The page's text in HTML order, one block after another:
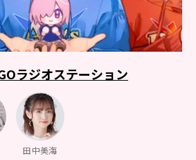
ラジオステーション
田中美海